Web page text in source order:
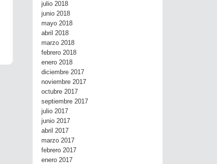
julio 2018
junio 2018
mayo 2018
abril 2018
marzo 2018
febrero 2018
enero 2018
diciembre 2017
noviembre 2017
octubre 2017
septiembre 2017
julio 2017
junio 2017
abril 2017
marzo 2017
febrero 2017
enero 2017